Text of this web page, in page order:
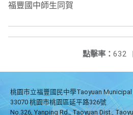
福豐國中師生同賀
點擊率： 632 |
桃園市立福豐國民中學Taoyuan
33070 桃園市桃園區延平路326號
No.326, Yanping Rd., Taoyuan Dist.,